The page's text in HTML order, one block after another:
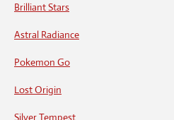
Brilliant Stars
Astral Radiance
Pokemon Go
Lost Origin
Silver Tempest